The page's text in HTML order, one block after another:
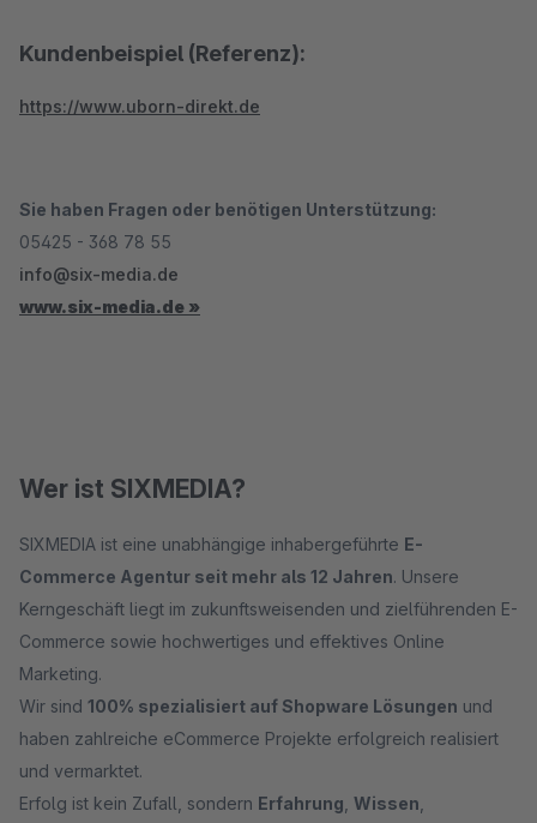
Kundenbeispiel (Referenz):
https://www.uborn-direkt.de
Sie haben Fragen oder benötigen Unterstützung:
05425 - 368 78 55
info@six-media.de
www.six-media.de »
Wer ist SIXMEDIA?
SIXMEDIA ist eine unabhängige inhabergeführte E-
Commerce Agentur seit mehr als 12 Jahren. Unsere
Kerngeschäft liegt im zukunftsweisenden und zielführenden E-
Commerce sowie hochwertiges und effektives Online
Marketing.
Wir sind 100% spezialisiert auf Shopware Lösungen und
haben zahlreiche eCommerce Projekte erfolgreich realisiert
und vermarktet.
Erfolg ist kein Zufall, sondern Erfahrung Wissen